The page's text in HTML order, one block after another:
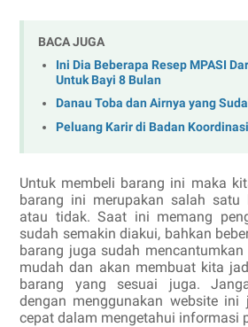
BACA JUGA
Ini Dia Beberapa Resep MPASI
Untuk Bayi 8 Bulan
Danau Toba dan Airnya yang
Peluang Karir di Badan
Untuk membeli barang ini maka
barang ini merupakan salah satu
atau tidak. Saat ini memang
sudah semakin diakui, bahkan
barang juga sudah
mudah dan akan membuat kita
barang yang sesuai juga.
dengan menggunakan website
cepat dalam mengetahui informasi